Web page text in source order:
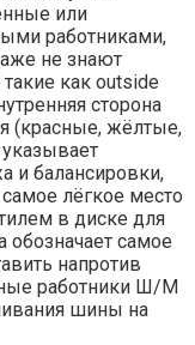
или
работниками,
не знают
как outside
сторона
(красные, жёлтые,
и балансировки,
лёгкое место
в диске для
обозначает самое
напротив
работники Ш/М
шины на